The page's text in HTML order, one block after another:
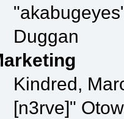
Duggan
Kindred,
[n3rve]"